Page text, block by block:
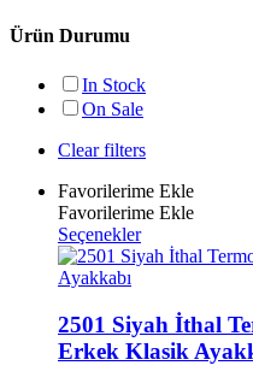
Ürün Durumu
In Stock
On Sale
Clear filters
Favorilerime Ekle
Favorilerime Ekle
SeçeneklerBu
ürünün
varyasyonu
var.
Seçenekler
2501 Siyah İthal
Erkek Klasik